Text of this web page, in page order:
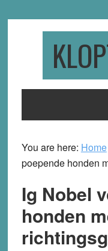
You are here: Home
poepende honden
Ig Nobel
honden